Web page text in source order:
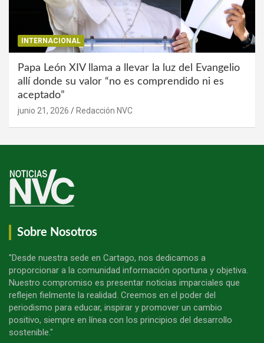
INTERNACIONAL
Papa León XIV llama a llevar la luz del Evangelio
allí donde su valor “no es comprendido ni es
aceptado”
junio 21, 2026 Redacción NVC
Sobre Nosotros
"Desde nuestra sede en Cartago, nos dedicamos a
proporcionar a la comunidad información oportuna y objetiva.
Nuestro compromiso es presentar noticias imparciales que
reflejen fielmente la realidad. Creemos en el poder del
periodismo para educar, inspirar y promover un cambio
positivo, siempre en línea con los principios del desarrollo
sostenible."